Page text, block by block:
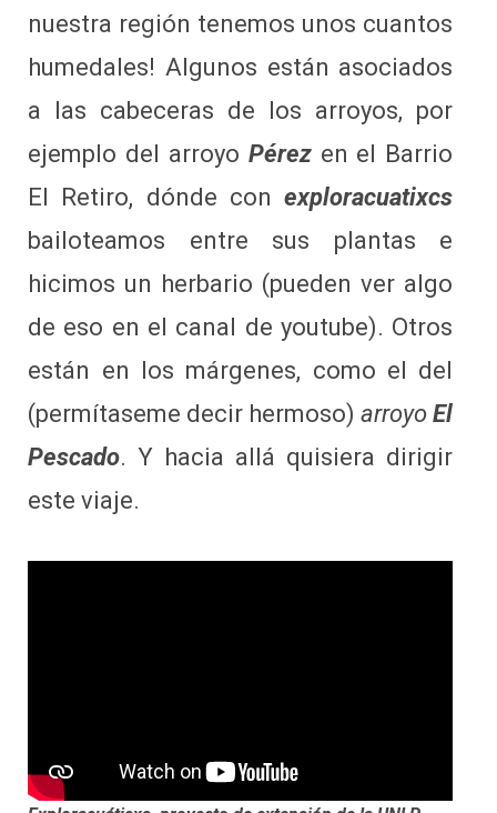
nuestra región tenemos unos cuantos
humedales! Algunos están asociados
a las cabeceras de los arroyos, por
ejemplo del arroyo Pérez en el Barrio
El Retiro, dónde conexploracuatixcs
bailoteamos entre sus plantas e
hicimos un herbario (pueden ver algo
de eso en el canal de youtube). Otros
están en los márgenes, como el del
(permítaseme decir hermoso)arroyoEl
Pescado. Y hacia allá quisiera dirigir
este viaje.